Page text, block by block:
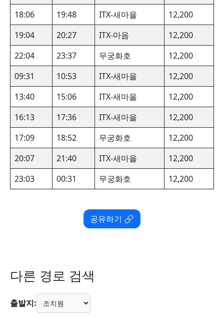
18:06
19:48 ITX-새마을
12,200
19:04
20:27 ITX-마음
12,200
22:04
23:37 무궁화호
12,200
09:31
10:53 ITX-새마을
12,200
13:40
15:06 ITX-새마을
12,200
16:13
17:36 ITX-새마을
12,200
17:09
18:52 무궁화호
12,200
20:07
21:40 ITX-새마을
12,200
23:03
00:31 무궁화호 12,200
공유하기 🔗
다른 경로 검색
출발지: